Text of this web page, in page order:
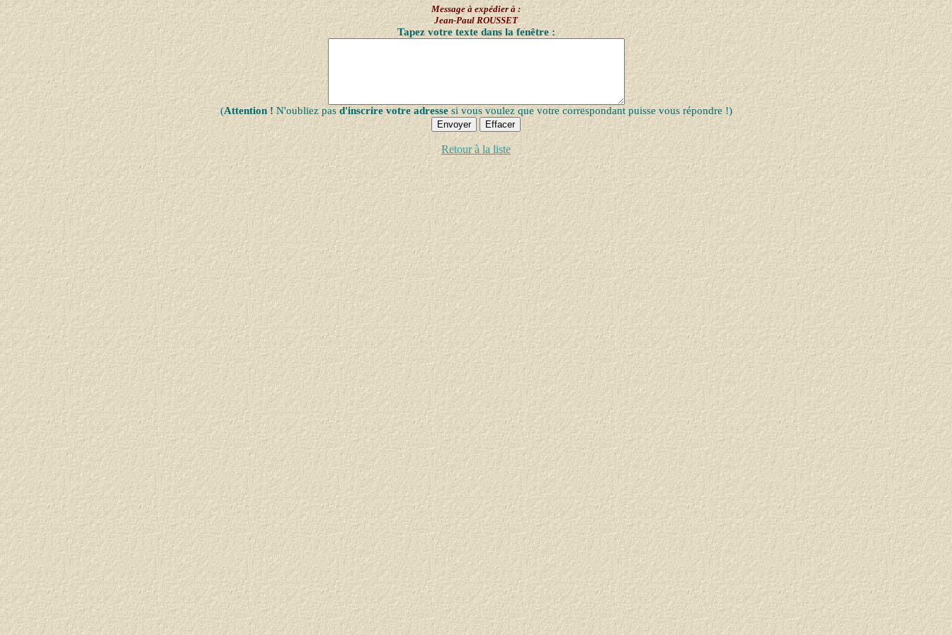
Message à expédier à :
Jean-Paul ROUSSET
Tapez votre texte dans la fenêtre :
(Attention !N'oubliez pasd'inscrire votre adressesi vous voulez que votre correspondant puisse vous répondre !)
Retour à la liste